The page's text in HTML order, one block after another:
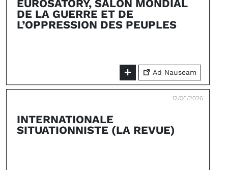
EUROSATORY, SALON MONDIAL
DE LA GUERRE ET DE
L’OPPRESSION DES PEUPLES
Ad Nauseam
12/06/2026
INTERNATIONALE
SITUATIONNISTE (LA REVUE)